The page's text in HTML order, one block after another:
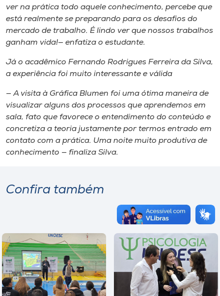
ver na prática todo aquele conhecimento, percebe que
está realmente se preparando para os desafios do
mercado de trabalho. É lindo ver que nossos trabalhos
ganham vida!— enfatiza o estudante.
Já o acadêmico Fernando Rodrigues Ferreira da Silva,
a experiência foi muito interessante e válida
— A visita à Gráfica Blumen foi uma ótima maneira de
visualizar alguns dos processos que aprendemos em
sala, fato que favorece o entendimento do conteúdo e
concretiza a teoria justamente por termos entrado em
contato com a prática. Uma noite muito produtiva de
conhecimento — finaliza Silva.
Confira também